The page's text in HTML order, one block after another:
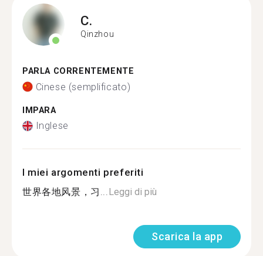
C.
Qinzhou
PARLA CORRENTEMENTE
Cinese (semplificato)
IMPARA
Inglese
I miei argomenti preferiti
世界各地风景，习...Leggi di più
Scarica la app